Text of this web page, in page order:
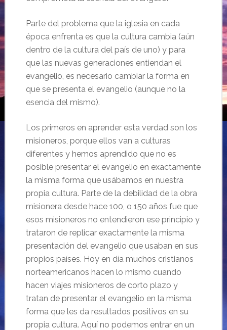
Parte del problema que la iglesia en cada
época enfrenta es que la cultura cambia (aún
dentro de la cultura del país de uno) y para
que las nuevas generaciones entiendan el
evangelio, es necesario cambiar la forma en
que se presenta el evangelio (aunque no la
esencia del mismo).
Los primeros en aprender esta verdad son los
misioneros, porque ellos van a culturas
diferentes y hemos aprendido que no es
posible presentar el evangelio en exactamente
la misma forma que usábamos en nuestra
propia cultura. Parte de la debilidad de la obra
misionera desde hace 100, o 150 años fue que
esos misioneros no entendieron ese principio y
trataron de replicar exactamente la misma
presentación del evangelio que usaban en sus
propios países. Hoy en día muchos cristianos
norteamericanos hacen lo mismo cuando
hacen viajes misioneros de corto plazo y
tratan de presentar el evangelio en la misma
forma que les da resultados positivos en su
propia cultura. Aquí no podemos entrar en un